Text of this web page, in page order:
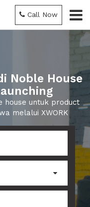
Call Now
Noble House
house untuk product
melalui XWORK